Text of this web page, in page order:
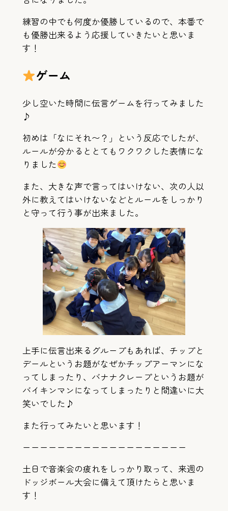
練習の中でも何度か優勝しているので、本番で
も優勝出来るよう応援していきたいと思いま
す！
ゲーム
少し空いた時間に伝言ゲームを行ってみました
♪
初めは「なにそれ〜？」という反応でしたが、
ルールが分かるととてもワクワクした表情にな
りました
また、大きな声で言ってはいけない、次の人以
外に教えてはいけないなどとルールをしっかり
と守って行う事が出来ました。
上手に伝言出来るグループもあれば、チップと
デールというお題がなぜかチップアーマンにな
ってしまったり、バナナクレープというお題が
バイキンマンになってしまったりと間違いに大
笑いでした♪
また行ってみたいと思います！
ーーーーーーーーーーーーーーーーーーー
土日で音楽会の疲れをしっかり取って、来週の
ドッジボール大会に備えて頂けたらと思いま
す！